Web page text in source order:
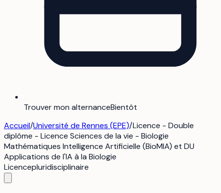
Trouver mon alternanceBientôt
Accueil/Université de Rennes (EPE)/Licence - Double
diplôme - Licence Sciences de la vie - Biologie
Mathématiques Intelligence Artificielle (BioMIA) et DU
Applications de l'IA à la Biologie
Licencepluridisciplinaire